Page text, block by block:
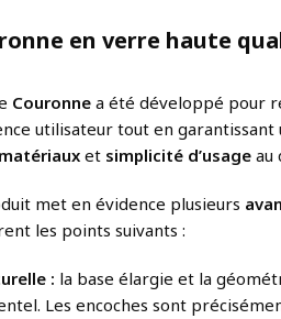
en verre haute
Couronne a été développé pour
utilisateur tout en garantissant
et simplicité d’usage au
met en évidence plusieurs
les points suivants :
: la base élargie et la
Les encoches sont